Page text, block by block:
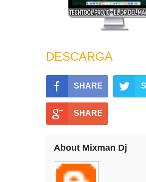
DESCARGA
SHARE
SHARE
About Mixman Dj